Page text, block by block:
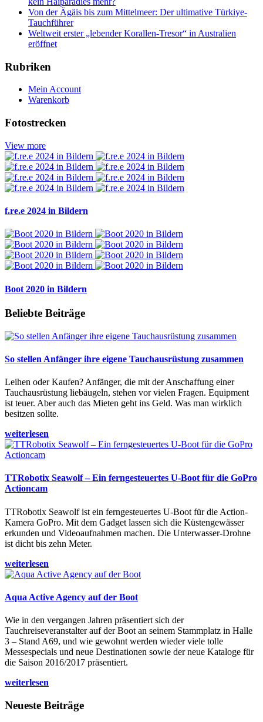
Von der Ägäis bis zum Mittelmeer: Der ultimative Türkiye-
Tauchführer
Weltweit erster „lebender Korallen-Tresor“ in Australien
eröffnet
Rubriken
Mein Account
Warenkorb
Fotostrecken
View more
f.re.e 2024 in Bildern
Boot 2020 in Bildern
Beliebte Beiträge
So stellen Anfänger ihre eigene Tauchausrüstung zusammen
Leihen oder Kaufen? Anfänger, die mit der Anschaffung einer
Tauchausrüstung liebäugeln, stehen vor vielen Fragen. Equipment
ist teuer. Aber auch das Mieten geht ins Geld. Was man wirklich
besitzen sollte.
weiterlesen
TTRobotix Seawolf – Ein ferngesteuertes U-Boot für die GoPro
Actioncam
TTRobotix Seawolf ist ein ferngesteuertes U-Boot für die Action-
Kamera GoPro. Mit dem Gadget lassen sich die Küstengewässer
erkunden und Videoaufnahmen machen. Die Unterwasser-Drohne
ist dicht bis zehn Meter.
weiterlesen
Aqua Active Agency auf der Boot
Wie in den vergangen Jahren präsentiert sich der
Tauchreiseveranstalter auf der Boot an seinem Stammplatz in Halle
3 – Stand A69, und wie gewohnt werden wieder viele tolle
Messespecials und neue Destinationen sowie der neue Kataloge für
die Saison 2016/2017 präsentiert.
weiterlesen
Neueste Beiträge